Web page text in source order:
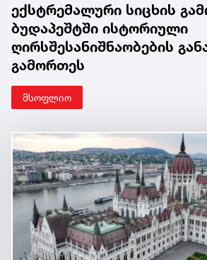
ექსტრემალური სიცხის
ბუდაპეშტში ისტორიული
ღირსშესანიშნაობების
გამორთეს
მსოფლიო